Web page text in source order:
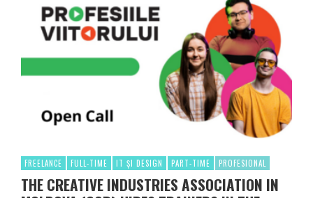
FREELANCE FULL-TIME IT ȘI DESIGN PART-TIME PROFESIONAL
THE CREATIVE INDUSTRIES ASSOCIATION IN